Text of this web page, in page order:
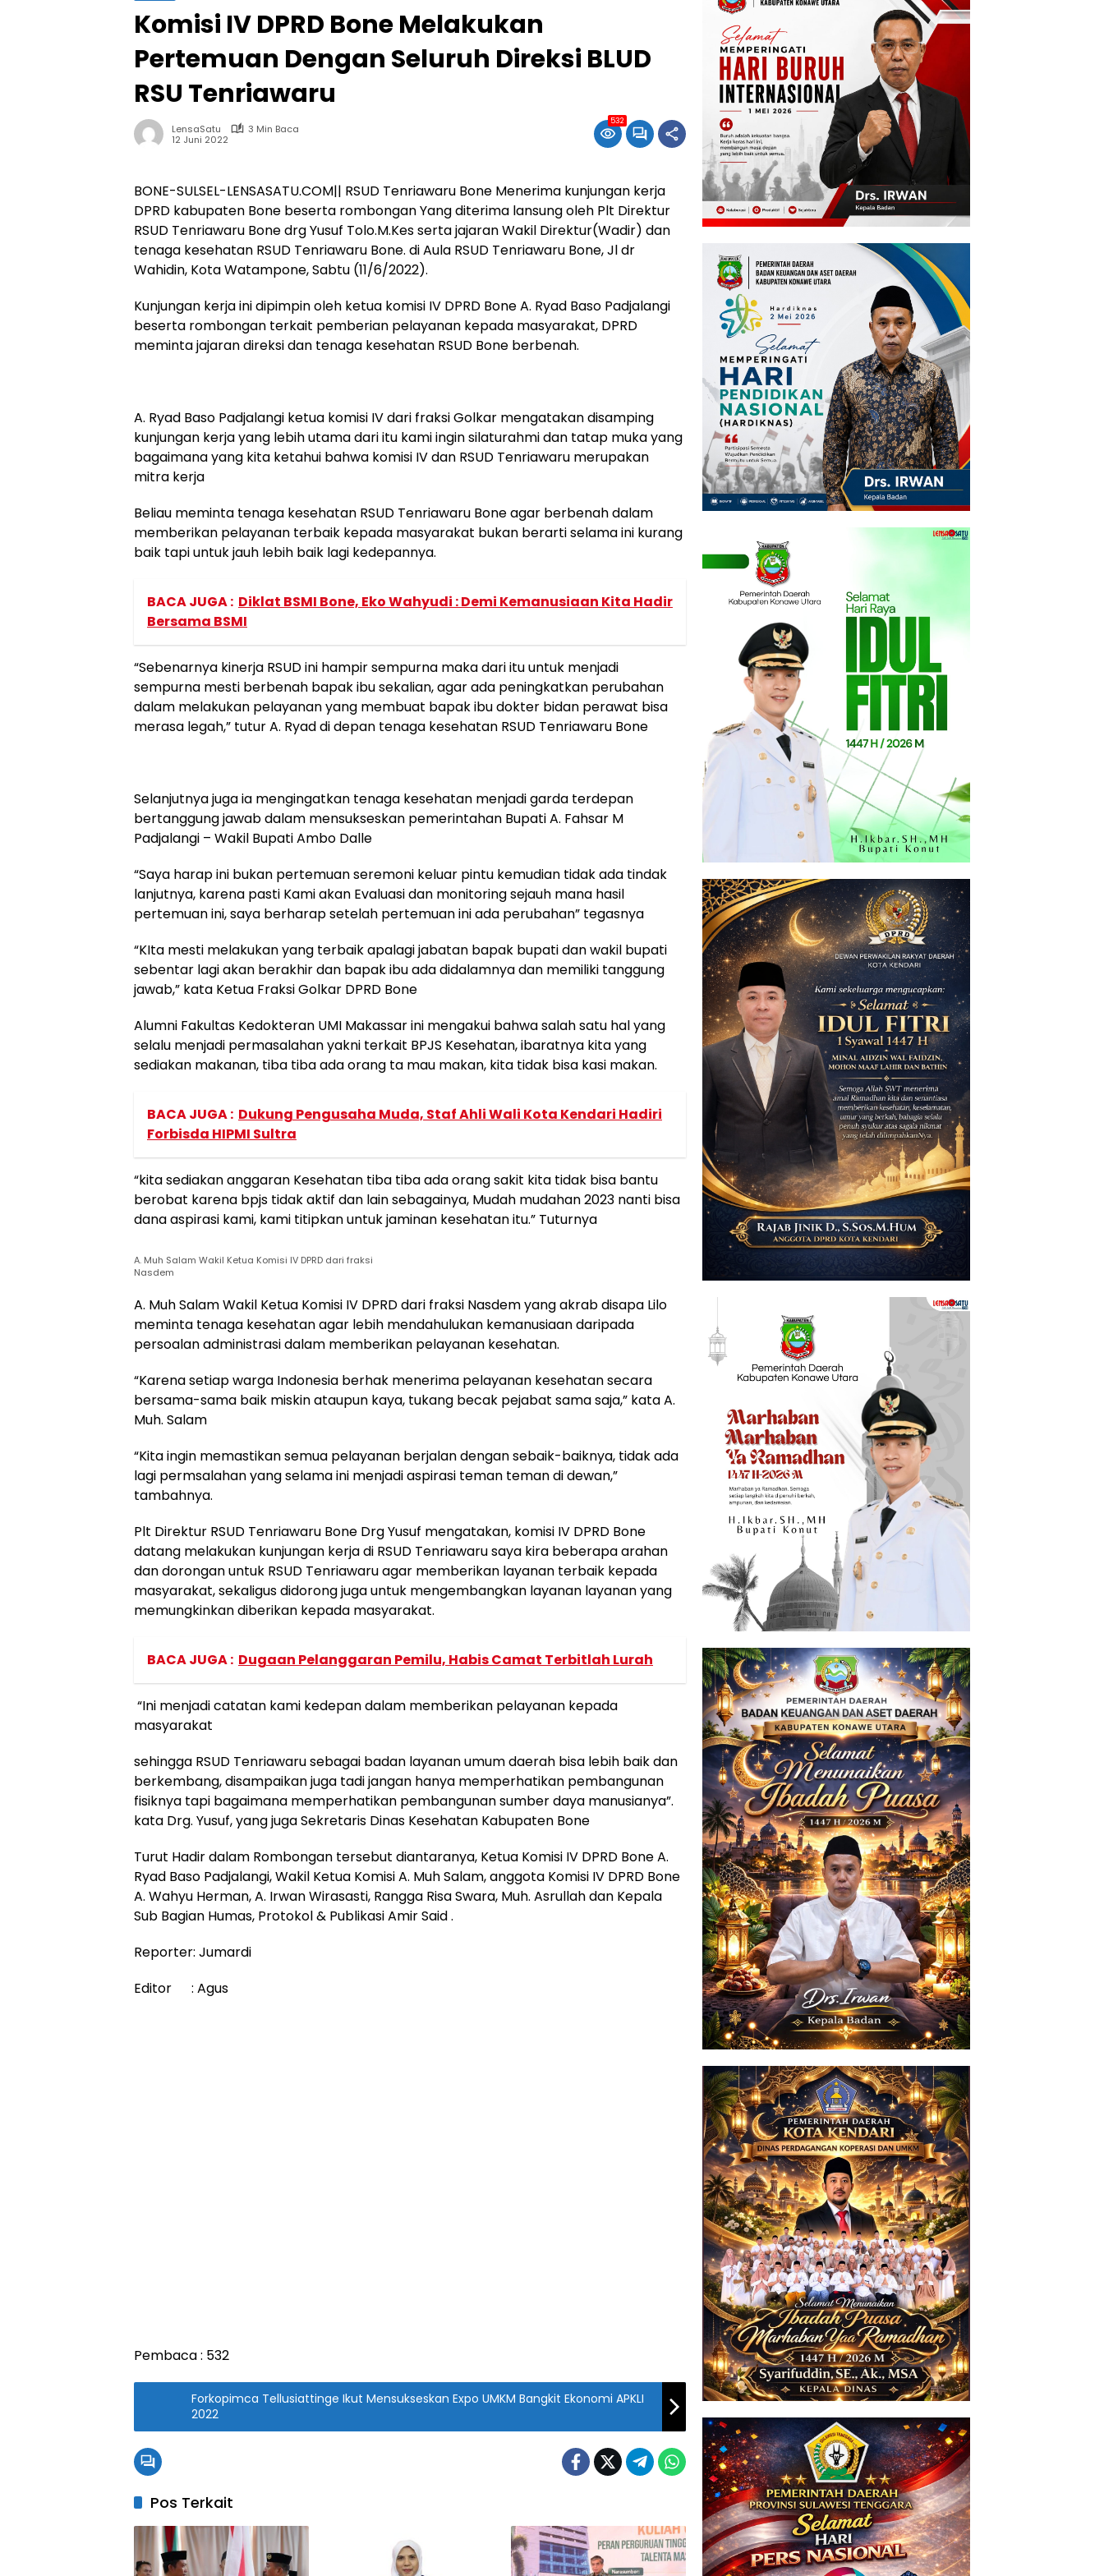
Komisi IV DPRD Bone Melakukan
Pertemuan Dengan Seluruh Direksi BLUD
RSU Tenriawaru
LensaSatu
3 Min Baca
12 Juni 2022
532
BONE-SULSEL-LENSASATU.COM|| RSUD Tenriawaru Bone Menerima kunjungan kerja
DPRD kabupaten Bone beserta rombongan Yang diterima lansung oleh Plt Direktur
RSUD Tenriawaru Bone drg Yusuf Tolo.M.Kes serta jajaran Wakil Direktur(Wadir) dan
tenaga kesehatan RSUD Tenriawaru Bone. di Aula RSUD Tenriawaru Bone, Jl dr
Wahidin, Kota Watampone, Sabtu (11/6/2022).
Kunjungan kerja ini dipimpin oleh ketua komisi IV DPRD Bone A. Ryad Baso Padjalangi
beserta rombongan terkait pemberian pelayanan kepada masyarakat, DPRD
meminta jajaran direksi dan tenaga kesehatan RSUD Bone berbenah.
A. Ryad Baso Padjalangi ketua komisi IV dari fraksi Golkar mengatakan disamping
kunjungan kerja yang lebih utama dari itu kami ingin silaturahmi dan tatap muka yang
bagaimana yang kita ketahui bahwa komisi IV dan RSUD Tenriawaru merupakan
mitra kerja
Beliau meminta tenaga kesehatan RSUD Tenriawaru Bone agar berbenah dalam
memberikan pelayanan terbaik kepada masyarakat bukan berarti selama ini kurang
baik tapi untuk jauh lebih baik lagi kedepannya.
BACA JUGA : Diklat BSMI Bone, Eko Wahyudi : Demi Kemanusiaan Kita Hadir
Bersama BSMI
“Sebenarnya kinerja RSUD ini hampir sempurna maka dari itu untuk menjadi
sempurna mesti berbenah bapak ibu sekalian, agar ada peningkatkan perubahan
dalam melakukan pelayanan yang membuat bapak ibu dokter bidan perawat bisa
merasa legah,” tutur A. Ryad di depan tenaga kesehatan RSUD Tenriawaru Bone
Selanjutnya juga ia mengingatkan tenaga kesehatan menjadi garda terdepan
bertanggung jawab dalam mensukseskan pemerintahan Bupati A. Fahsar M
Padjalangi – Wakil Bupati Ambo Dalle
“Saya harap ini bukan pertemuan seremoni keluar pintu kemudian tidak ada tindak
lanjutnya, karena pasti Kami akan Evaluasi dan monitoring sejauh mana hasil
pertemuan ini, saya berharap setelah pertemuan ini ada perubahan” tegasnya
“KIta mesti melakukan yang terbaik apalagi jabatan bapak bupati dan wakil bupati
sebentar lagi akan berakhir dan bapak ibu ada didalamnya dan memiliki tanggung
jawab,” kata Ketua Fraksi Golkar DPRD Bone
Alumni Fakultas Kedokteran UMI Makassar ini mengakui bahwa salah satu hal yang
selalu menjadi permasalahan yakni terkait BPJS Kesehatan, ibaratnya kita yang
sediakan makanan, tiba tiba ada orang ta mau makan, kita tidak bisa kasi makan.
BACA JUGA : Dukung Pengusaha Muda, Staf Ahli Wali Kota Kendari Hadiri
Forbisda HIPMI Sultra
“kita sediakan anggaran Kesehatan tiba tiba ada orang sakit kita tidak bisa bantu
berobat karena bpjs tidak aktif dan lain sebagainya, Mudah mudahan 2023 nanti bisa
dana aspirasi kami, kami titipkan untuk jaminan kesehatan itu.” Tuturnya
A. Muh Salam Wakil Ketua Komisi IV DPRD dari fraksi
Nasdem
A. Muh Salam Wakil Ketua Komisi IV DPRD dari fraksi Nasdem yang akrab disapa Lilo
meminta tenaga kesehatan agar lebih mendahulukan kemanusiaan daripada
persoalan administrasi dalam memberikan pelayanan kesehatan.
“Karena setiap warga Indonesia berhak menerima pelayanan kesehatan secara
bersama-sama baik miskin ataupun kaya, tukang becak pejabat sama saja,” kata A.
Muh. Salam
“Kita ingin memastikan semua pelayanan berjalan dengan sebaik-baiknya, tidak ada
lagi permsalahan yang selama ini menjadi aspirasi teman teman di dewan,”
tambahnya.
Plt Direktur RSUD Tenriawaru Bone Drg Yusuf mengatakan, komisi IV DPRD Bone
datang melakukan kunjungan kerja di RSUD Tenriawaru saya kira beberapa arahan
dan dorongan untuk RSUD Tenriawaru agar memberikan layanan terbaik kepada
masyarakat, sekaligus didorong juga untuk mengembangkan layanan layanan yang
memungkinkan diberikan kepada masyarakat.
BACA JUGA : Dugaan Pelanggaran Pemilu, Habis Camat Terbitlah Lurah
“Ini menjadi catatan kami kedepan dalam memberikan pelayanan kepada
masyarakat
sehingga RSUD Tenriawaru sebagai badan layanan umum daerah bisa lebih baik dan
berkembang, disampaikan juga tadi jangan hanya memperhatikan pembangunan
fisiknya tapi bagaimana memperhatikan pembangunan sumber daya manusianya”.
kata Drg. Yusuf, yang juga Sekretaris Dinas Kesehatan Kabupaten Bone
Turut Hadir dalam Rombongan tersebut diantaranya, Ketua Komisi IV DPRD Bone A.
Ryad Baso Padjalangi, Wakil Ketua Komisi A. Muh Salam, anggota Komisi IV DPRD Bone
A. Wahyu Herman, A. Irwan Wirasasti, Rangga Risa Swara, Muh. Asrullah dan Kepala
Sub Bagian Humas, Protokol & Publikasi Amir Said .
Reporter: Jumardi
Editor : Agus
Pembaca : 532
Forkopimca Tellusiattinge Ikut Mensukseskan Expo UMKM Bangkit Ekonomi APKLI
2022
Pos Terkait